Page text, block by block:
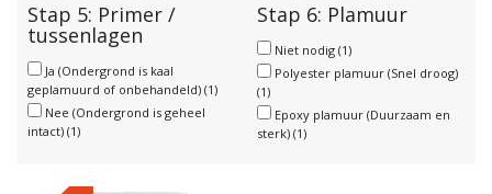
Stap 5: Primer /
tussenlagen
Ja (Ondergrond is kaal
geplamuurd of onbehandeld) (1)
Nee (Ondergrond is geheel
intact) (1)
Stap 6: Plamuur
Niet nodig (1)
Polyester plamuur (Snel droog)
(1)
Epoxy plamuur (Duurzaam en
sterk) (1)